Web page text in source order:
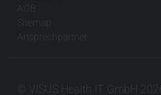
AGB
Sitemap
Ansprechpartner
© VISUS Health IT GmbH 2026